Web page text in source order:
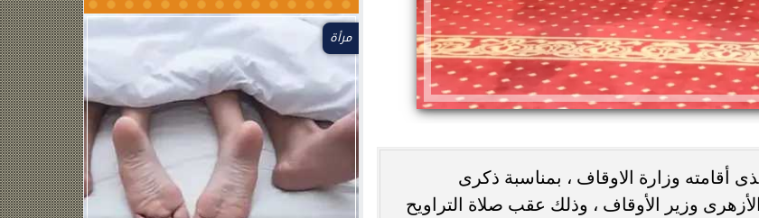
أقامته وزارة الاوقاف ، بمناسبة ذكرى
وزير الأوقاف ، وذلك عقب صلاة التراويح
مرأة